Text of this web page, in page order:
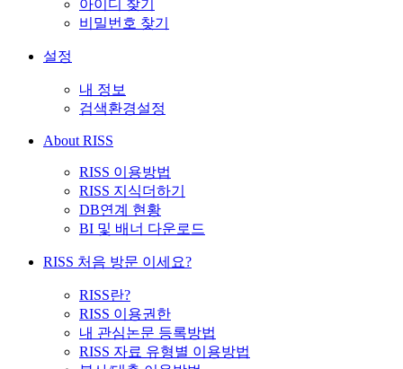
아이디 찾기
비밀번호 찾기
설정
내 정보
검색환경설정
About RISS
RISS 이용방법
RISS 지식더하기
DB연계 현황
BI 및 배너 다운로드
RISS 처음 방문 이세요?
RISS란?
RISS 이용권한
내 관심논문 등록방법
RISS 자료 유형별 이용방법